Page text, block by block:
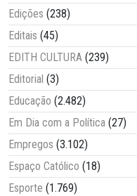
Edições (238)
Editais (45)
EDITH CULTURA (239)
Editorial (3)
Educação (2.482)
Em Dia com a Política (27)
Empregos (3.102)
Espaço Católico (18)
Esporte (1.769)